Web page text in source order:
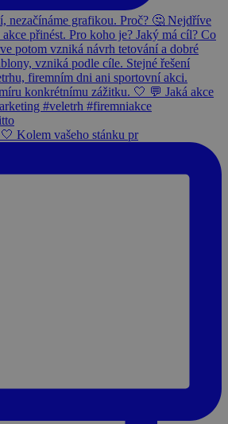
Kolem vašeho stánku pr